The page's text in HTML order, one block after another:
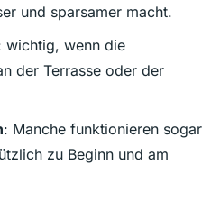
und sparsamer macht.
wichtig, wenn die
der Terrasse oder der
: Manche funktionieren sogar
zu Beginn und am